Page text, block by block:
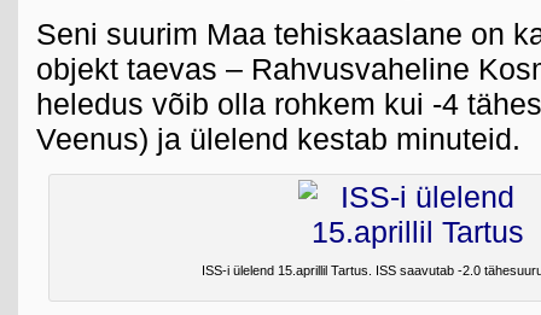
Seni suurim Maa tehiskaaslane on
objekt taevas – Rahvusvaheline
heledus võib olla rohkem kui -4
Veenus) ja ülelend kestab minuteid.
ISS-i ülelend 15.aprillil Tartus. ISS saavutab -2.0